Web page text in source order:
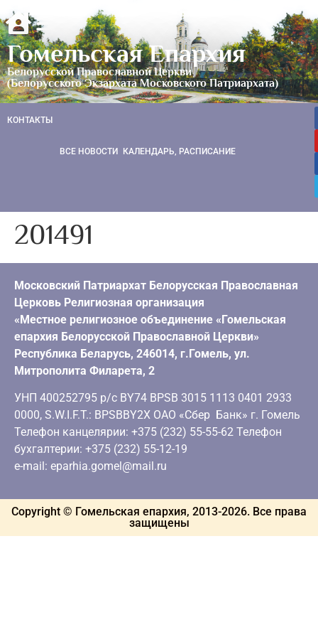
Гомельская Епархия
Белорусской Православной Церкви
(Белорусского Экзархата Московского Патриархата)
КОНТАКТЫ
ВСЕ НОВОСТИ КАЛЕНДАРЬ, РАСПИСАНИЕ
201491
Московский Патриархат Белорусская Православная
Церковь Религиозная организация
«Местное религиозное объединение «Гомельская
епархия Белорусской Православной Церкви»
Республика Беларусь, 246014, г.Гомель, ул.
Митрополита Филарета, 2
УНП 400252795 р/с BY74 BPSB 3015 1113 0401 2933
0000, S.W.I.F.T.: BPSBBY2X ОАО «Сбер Банк» г. Гомель
Телефон канцелярии: +375 (232) 55-55-62 Телефон
бухгалтерии: +375 (232) 55-12-19
e-mail: eparhia.gomel@mail.ru
Copyright © Гомельская епархия, 2013-2026. Все права
защищены